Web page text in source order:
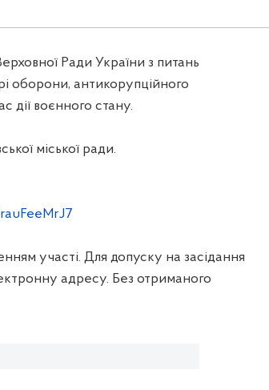
Ради України з питань
оборони, антикорупційного
дії воєнного стану.
міської ради.
участі. Для допуску на засідання
адресу. Без отриманого